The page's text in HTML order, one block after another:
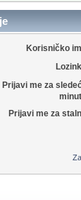
Korisničko
Prijavi me za
Prijavi me za